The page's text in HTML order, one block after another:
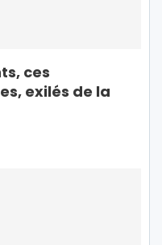
ces
exilés de la